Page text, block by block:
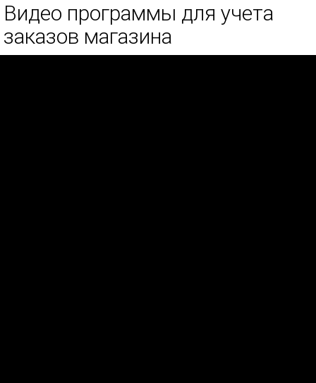
Видео программы для учета
заказов магазина